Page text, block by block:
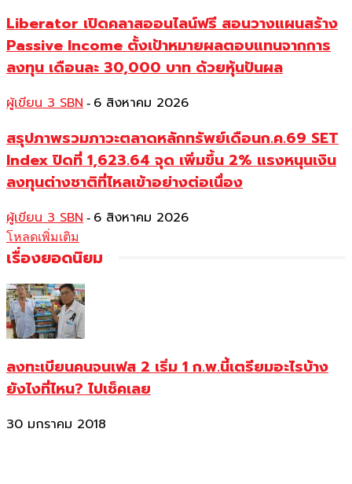
Liberator เปิดคลาสออนไลน์ฟรี สอนวางแผนสร้าง
Passive Income ตั้งเป้าหมายผลตอบแทนจากการ
ลงทุน เดือนละ 30,000 บาท ด้วยหุ้นปันผล
ผู้เขียน 3 SBN - 6 สิงหาคม 2026
สรุปภาพรวมภาวะตลาดหลักทรัพย์เดือนก.ค.69 SET
Index ปิดที่ 1,623.64 จุด เพิ่มขึ้น 2% แรงหนุนเงิน
ลงทุนต่างชาติที่ไหลเข้าอย่างต่อเนื่อง
ผู้เขียน 3 SBN - 6 สิงหาคม 2026
โหลดเพิ่มเติม
เรื่องยอดนิยม
ลงทะเบียนคนจนเฟส 2 เริ่ม 1 ก.พ.นี้เตรียมอะไรบ้าง
ยังไงที่ไหน? ไปเช็คเลย
30 มกราคม 2018